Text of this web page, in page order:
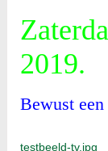
2019.
Bewust
testbeeld-tv.jpg